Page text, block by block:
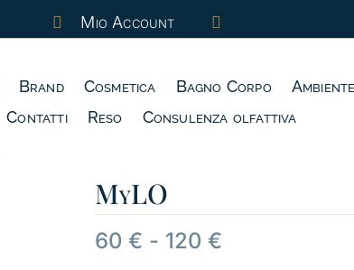
 Mio Account 
Brand Cosmetica Bagno Corpo Ambiente
Contatti
Reso Consulenza olfattiva
MyLO
60€ - 120€